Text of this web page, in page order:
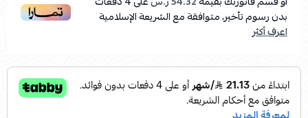
بدون رسوم تأخير، متوافقة مع الشريعة الإسلامية
اعرف أكثر